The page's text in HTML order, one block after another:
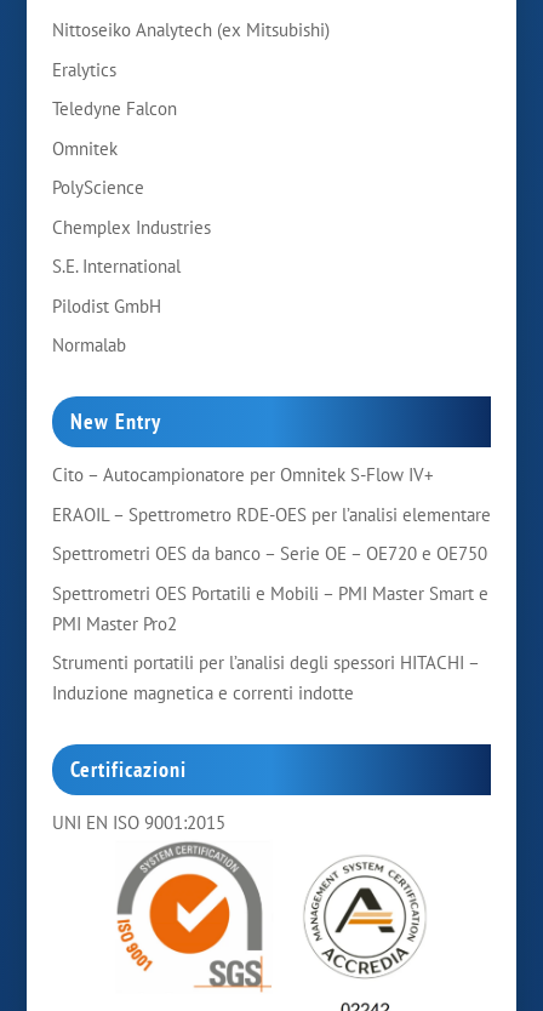
Nittoseiko Analytech (ex Mitsubishi)
Eralytics
Teledyne Falcon
Omnitek
PolyScience
Chemplex Industries
S.E. International
Pilodist GmbH
Normalab
New Entry
Cito – Autocampionatore per Omnitek S-Flow IV+
ERAOIL – Spettrometro RDE-OES per l’analisi elementare
Spettrometri OES da banco – Serie OE – OE720 e OE750
Spettrometri OES Portatili e Mobili – PMI Master Smart e
PMI Master Pro2
Strumenti portatili per l’analisi degli spessori HITACHI –
Induzione magnetica e correnti indotte
Certificazioni
UNI EN ISO 9001:2015